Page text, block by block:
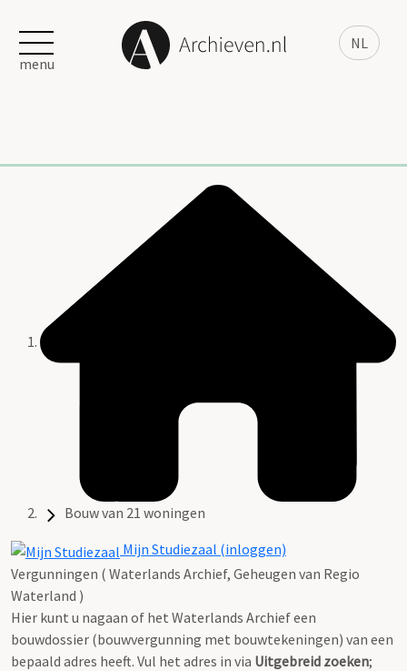
NL
menu
Bouw van 21 woningen
Mijn Studiezaal (inloggen)
Vergunningen ( Waterlands Archief, Geheugen van Regio
Waterland )
Hier kunt u nagaan of het Waterlands Archief een
bouwdossier (bouwvergunning met bouwtekeningen) van een
bepaald adres heeft. Vul het adres in via Uitgebreid zoeken;